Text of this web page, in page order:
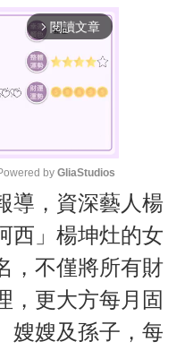
arrow_forward_ios 閱讀文章
M
u
t
e
by GliaStudios
導，資深藝人楊
西」楊坤灶的女
，不僅將所有財
，更大方每月固
嫂嫂及孫子，每